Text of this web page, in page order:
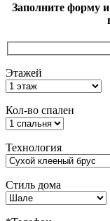
Заполните форму
Этажей
Кол-во спален
Технология
Стиль дома